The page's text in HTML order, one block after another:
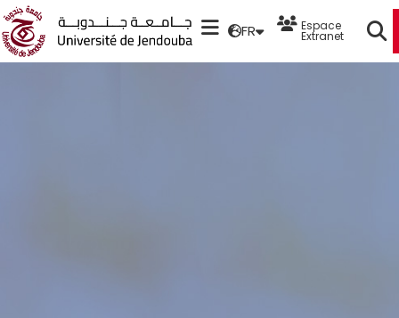
FR Espace
Extranet